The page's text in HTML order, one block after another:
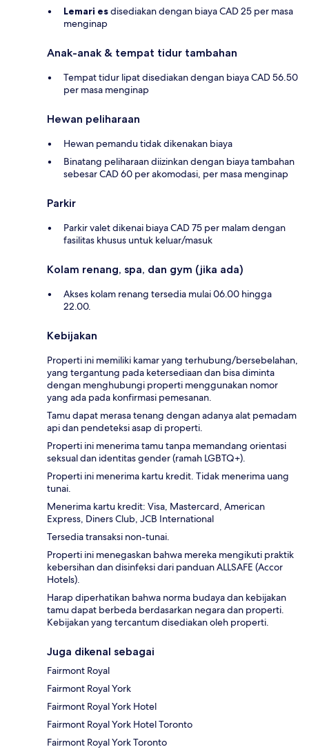
Lemari esdisediakan dengan biaya CAD 25 per masa
menginap
Anak-anak & tempat tidur tambahan
Tempat tidur lipat disediakan dengan biaya CAD 56.50
per masa menginap
Hewan peliharaan
Hewan pemandu tidak dikenakan biaya
Binatang peliharaan diizinkan dengan biaya tambahan
sebesar CAD 60 per akomodasi, per masa menginap
Parkir
Parkir valet dikenai biaya CAD 75 per malam dengan
fasilitas khusus untuk keluar/masuk
Kolam renang, spa, dan gym (jika ada)
Akses kolam renang tersedia mulai 06.00 hingga
22.00.
Kebijakan
Properti ini memiliki kamar yang terhubung/bersebelahan,
yang tergantung pada ketersediaan dan bisa diminta
dengan menghubungi properti menggunakan nomor
yang ada pada konfirmasi pemesanan.
Tamu dapat merasa tenang dengan adanya alat pemadam
api dan pendeteksi asap di properti.
Properti ini menerima tamu tanpa memandang orientasi
seksual dan identitas gender (ramah LGBTQ+).
Properti ini menerima kartu kredit. Tidak menerima uang
tunai.
Menerima kartu kredit: Visa, Mastercard, American
Express, Diners Club, JCB International
Tersedia transaksi non-tunai.
Properti ini menegaskan bahwa mereka mengikuti praktik
kebersihan dan disinfeksi dari panduan ALLSAFE (Accor
Hotels).
Harap diperhatikan bahwa norma budaya dan kebijakan
tamu dapat berbeda berdasarkan negara dan properti.
Kebijakan yang tercantum disediakan oleh properti.
Juga dikenal sebagai
Fairmont Royal
Fairmont Royal York
Fairmont Royal York Hotel
Fairmont Royal York Hotel Toronto
Fairmont Royal York Toronto